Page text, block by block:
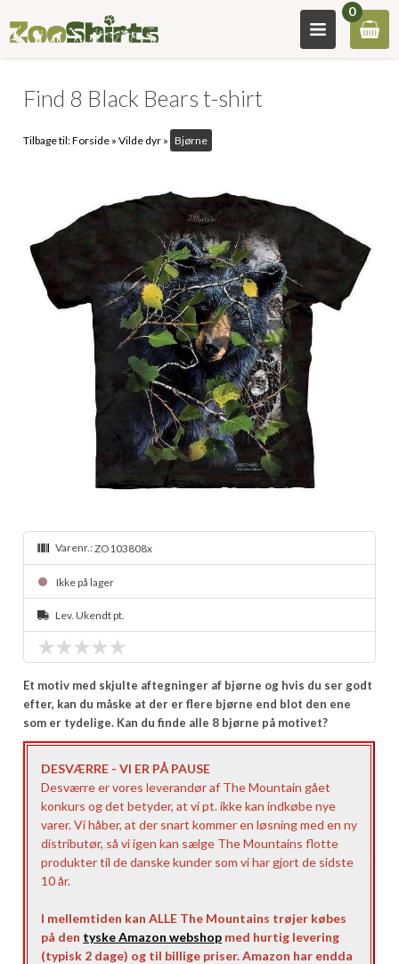
0
Find 8 Black Bears t-shirt
Tilbage til:Forside »Vilde dyr » Bjørne
Varenr.:ZO103808x
Ikke på lager
Lev. Ukendt pt.
Et motiv med skjulte aftegninger af bjørne og hvis du ser godt
efter, kan du måske at der er flere bjørne end blot den ene
som er tydelige. Kan du finde alle 8 bjørne på motivet?
DESVÆRRE - VI ER PÅ PAUSE
Desværre er vores leverandør af The Mountain gået
konkurs og det betyder, at vi pt. ikke kan indkøbe nye
varer. Vi håber, at der snart kommer en løsning med en ny
distributør, så vi igen kan sælge The Mountains flotte
produkter til de danske kunder som vi har gjort de sidste
10 år.
I mellemtiden kan ALLE The Mountains trøjer købes
på den tyske Amazon webshop med hurtig levering
(typisk 2 dage) og til billige priser. Amazon har endda